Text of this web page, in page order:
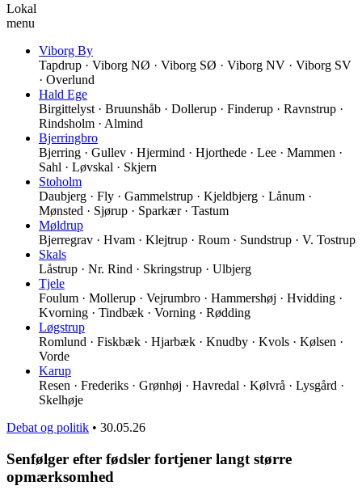
Lokal
menu
Viborg By
Tapdrup · Viborg NØ · Viborg SØ · Viborg NV · Viborg SV
· Overlund
Hald Ege
Birgittelyst · Bruunshåb · Dollerup · Finderup · Ravnstrup ·
Rindsholm · Almind
Bjerringbro
Bjerring · Gullev · Hjermind · Hjorthede · Lee · Mammen ·
Sahl · Løvskal · Skjern
Stoholm
Daubjerg · Fly · Gammelstrup · Kjeldbjerg · Lånum ·
Mønsted · Sjørup · Sparkær · Tastum
Møldrup
Bjerregrav · Hvam · Klejtrup · Roum · Sundstrup · V. Tostrup
Skals
Låstrup · Nr. Rind · Skringstrup · Ulbjerg
Tjele
Foulum · Mollerup · Vejrumbro · Hammershøj · Hvidding ·
Kvorning · Tindbæk · Vorning · Rødding
Løgstrup
Romlund · Fiskbæk · Hjarbæk · Knudby · Kvols · Kølsen ·
Vorde
Karup
Resen · Frederiks · Grønhøj · Havredal · Kølvrå · Lysgård ·
Skelhøje
Debat og politik • 30.05.26
Senfølger efter fødsler fortjener langt større
opmærksomhed